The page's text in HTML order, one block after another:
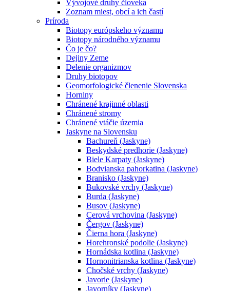
Vývojové druhy človeka
Zoznam miest, obcí a ich častí
Príroda
Biotopy európskeho významu
Biotopy národného významu
Čo je čo?
Dejiny Zeme
Delenie organizmov
Druhy biotopov
Geomorfologické členenie Slovenska
Horniny
Chránené krajinné oblasti
Chránené stromy
Chránené vtáčie územia
Jaskyne na Slovensku
Bachureň (Jaskyne)
Beskydské predhorie (Jaskyne)
Biele Karpaty (Jaskyne)
Bodvianska pahorkatina (Jaskyne)
Branisko (Jaskyne)
Bukovské vrchy (Jaskyne)
Burda (Jaskyne)
Busov (Jaskyne)
Cerová vrchovina (Jaskyne)
Čergov (Jaskyne)
Čierna hora (Jaskyne)
Horehronské podolie (Jaskyne)
Hornádska kotlina (Jaskyne)
Hornonitrianska kotlina (Jaskyne)
Chočské vrchy (Jaskyne)
Javorie (Jaskyne)
Javorníky (Jaskyne)